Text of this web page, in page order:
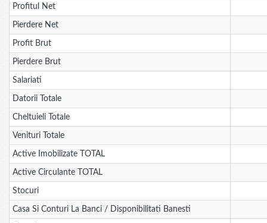
Profitul Net
Pierdere Net
Profit Brut
Pierdere Brut
Salariati
Datorii Totale
Cheltuieli Totale
Venituri Totale
Active Imobilizate TOTAL
Active Circulante TOTAL
Stocuri
Casa Si Conturi La Banci / Disponibilitati Banesti